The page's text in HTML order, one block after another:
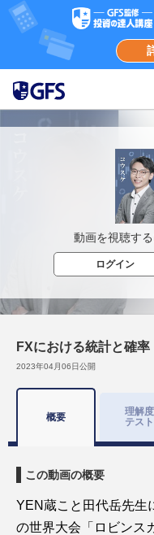
動画を視聴す
ログイン
FXにおける統計と確率
2023年04月06日公開
概要
理解度
テスト
この動画の概要
YEN蔵こと田代岳先生
の世界大会「ロビンス